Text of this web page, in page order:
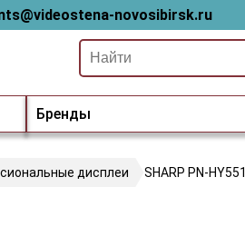
novosibirsk.ru
Бренды
дисплеи SHARP PN-HY551